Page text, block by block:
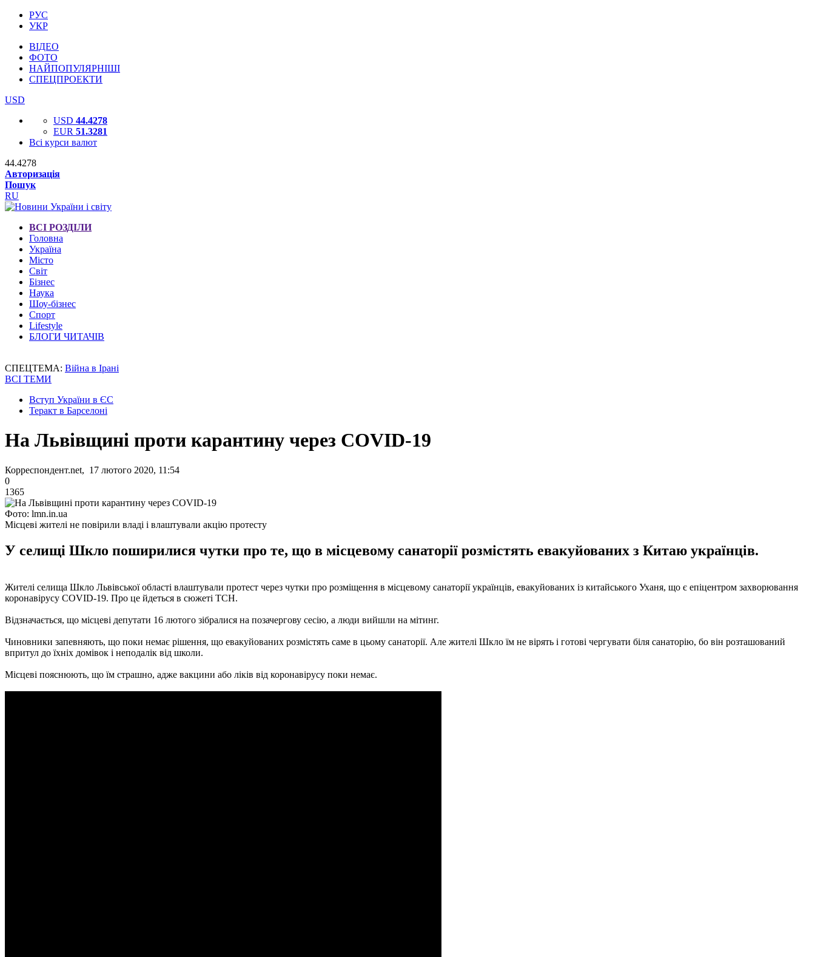
РУС
УКР
ВІДЕО
ФОТО
НАЙПОПУЛЯРНІШІ
СПЕЦПРОЕКТИ
USD
USD 44.4278
EUR 51.3281
Всі курси валют
44.4278
Авторизація
Пошук
RU
ВСІ РОЗДІЛИ
Головна
Україна
Місто
Світ
Бізнес
Наука
Шоу-бізнес
Спорт
Lifestyle
БЛОГИ ЧИТАЧІВ
СПЕЦТЕМА: Війна в Ірані
ВСІ ТЕМИ
Вступ України в ЄС
Теракт в Барселоні
На Львівщині проти карантину через COVID-19
Корреспондент.net, 17 лютого 2020, 11:54
0
1365
Фото: lmn.in.ua
Місцеві жителі не повірили владі і влаштували акцію протесту
У селищі Шкло поширилися чутки про те, що в місцевому санаторії розмістять евакуйованих з Китаю українців.
Жителі селища Шкло Львівської області влаштували протест через чутки про розміщення в місцевому санаторії українців, евакуйованих із китайського Уханя, що є епіцентром захворювання
коронавірусу COVID-19. Про це йдеться в сюжеті ТСН.
Відзначається, що місцеві депутати 16 лютого зібралися на позачергову сесію, а люди вийшли на мітинг.
Чиновники запевняють, що поки немає рішення, що евакуйованих розмістять саме в цьому санаторії. Але жителі Шкло їм не вірять і готові чергувати біля санаторію, бо він розташований
впритул до їхніх домівок і неподалік від школи.
Місцеві пояснюють, що їм страшно, адже вакцини або ліків від коронавірусу поки немає.